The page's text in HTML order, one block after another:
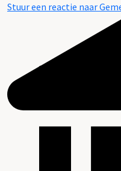
Stuur een reactie naar